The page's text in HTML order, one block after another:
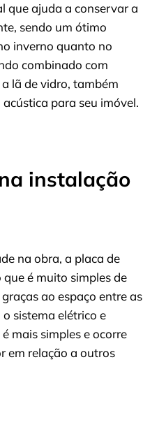
que ajuda a conservar a
sendo um ótimo
inverno quanto no
combinado com
lã de vidro, também
para seu imóvel.
instalação
na obra, a placa de
que é muito simples de
ao espaço entre as
sistema elétrico e
mais simples e ocorre
em relação a outros